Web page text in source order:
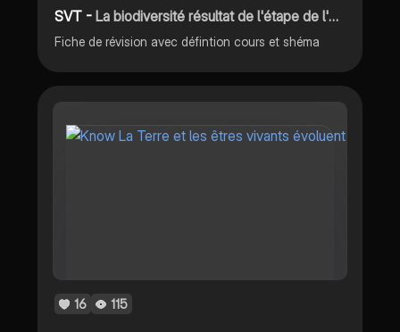
SVT -La biodiversité résultat de l'étape de l'évolution
Fiche de révision avec défintion cours et shéma
16 115